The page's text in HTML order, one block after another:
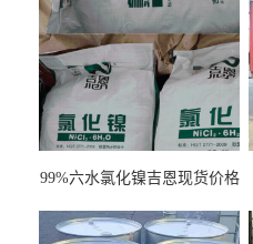
99%六水氯化镍吉恩现货价格